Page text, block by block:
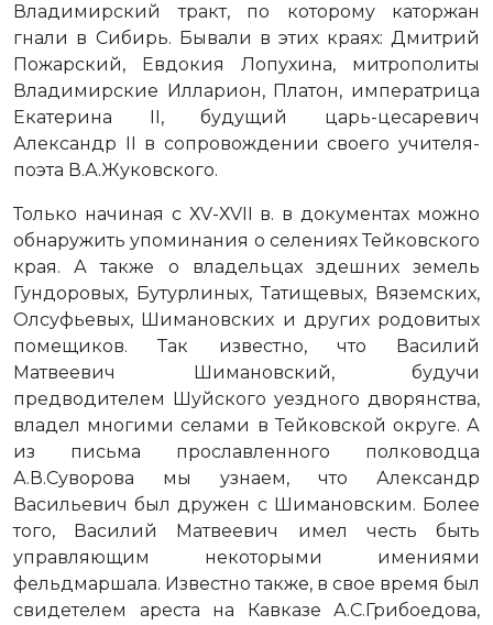
Владимирский тракт, по которому каторжан
гнали в Сибирь. Бывали в этих краях: Дмитрий
Пожарский, Евдокия Лопухина, митрополиты
Владимирские Илларион, Платон, императрица
Екатерина II, будущий царь-цесаревич
Александр II в сопровождении своего учителя-
поэта В.А.Жуковского.
Только начиная с ХV-ХVII в. в документах можно
обнаружить упоминания о селениях Тейковского
края. А также о владельцах здешних земель
Гундоровых, Бутурлиных, Татищевых, Вяземских,
Олсуфьевых, Шимановских и других родовитых
помещиков. Так известно, что Василий
Матвеевич Шимановский, будучи
предводителем Шуйского уездного дворянства,
владел многими селами в Тейковской округе. А
из письма прославленного полководца
А.В.Суворова мы узнаем, что Александр
Васильевич был дружен с Шимановским. Более
того, Василий Матвеевич имел честь быть
управляющим некоторыми имениями
фельдмаршала. Известно также, в свое время был
свидетелем ареста на Кавказе А.С.Грибоедова,